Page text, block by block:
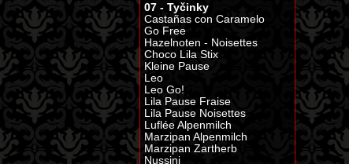
07 - Tyčinky
Castañas con Caramelo
Go Free
Hazelnoten - Noisettes
Choco Lila Stix
Kleine Pause
Leo
Leo Go!
Lila Pause Fraise
Lila Pause Noisettes
Luflée Alpenmilch
Marzipan Alpenmilch
Marzipan Zartherb
Nussini